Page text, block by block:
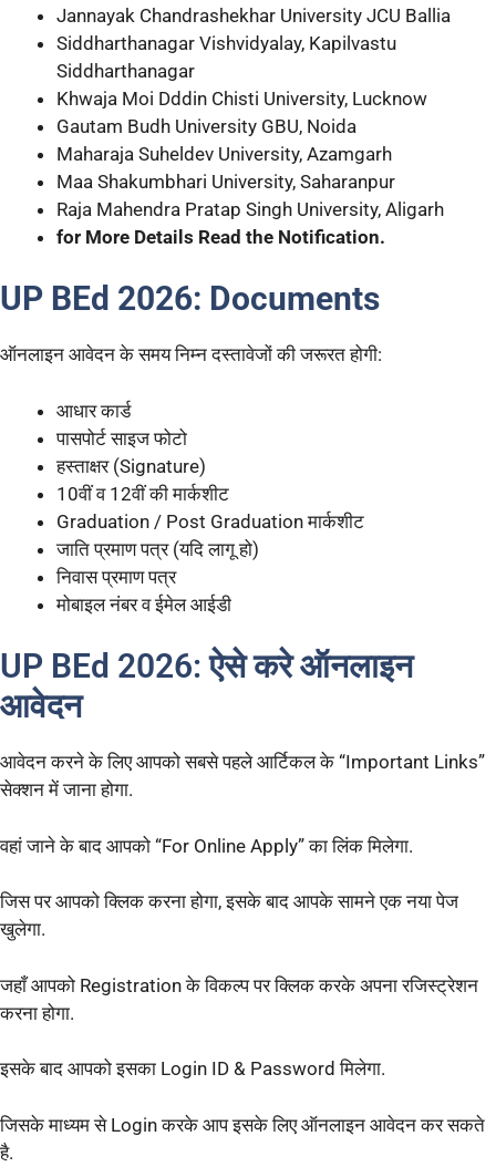
Jannayak Chandrashekhar University JCU Ballia
Siddharthanagar Vishvidyalay, Kapilvastu
Siddharthanagar
Khwaja Moi Dddin Chisti University, Lucknow
Gautam Budh University GBU, Noida
Maharaja Suheldev University, Azamgarh
Maa Shakumbhari University, Saharanpur
Raja Mahendra Pratap Singh University, Aligarh
for More Details Read the Notification.
UP BEd 2026: Documents
ऑनलाइन आवेदन के समय निम्न दस्तावेजों की जरूरत होगी:
आधार कार्ड
पासपोर्ट साइज फोटो
हस्ताक्षर (Signature)
10वीं व 12वीं की मार्कशीट
Graduation / Post Graduation मार्कशीट
जाति प्रमाण पत्र (यदि लागू हो)
निवास प्रमाण पत्र
मोबाइल नंबर व ईमेल आईडी
UP BEd 2026: ऐसे करे ऑनलाइन
आवेदन
आवेदन करने के लिए आपको सबसे पहले आर्टिकल के “Important Links”
सेक्शन में जाना होगा.
वहां जाने के बाद आपको “For Online Apply” का लिंक मिलेगा.
जिस पर आपको क्लिक करना होगा, इसके बाद आपके सामने एक नया पेज
खुलेगा.
जहाँ आपको Registration के विकल्प पर क्लिक करके अपना रजिस्ट्रेशन
करना होगा.
इसके बाद आपको इसका Login ID & Password मिलेगा.
जिसके माध्यम से Login करके आप इसके लिए ऑनलाइन आवेदन कर सकते
है.